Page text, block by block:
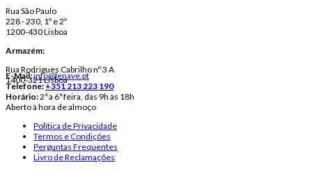
Rua São Paulo
228 - 230, 1º e 2º
1200-430 Lisboa
Armazém:
Rua Rodrigues Cabrilho nº 3 A
1400-321 Lisboa
E-Mail:info@lenave.pt
Telefone:+351 213 223 190
Horário:2ª a 6ª feira, das 9h às 18h
Aberto à hora de almoço
Política de Privacidade
Termos e Condições
Perguntas Frequentes
Livro de Reclamações